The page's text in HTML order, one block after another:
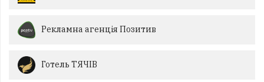
Рекламна агенція Позитив
Готель ТЯЧІВ